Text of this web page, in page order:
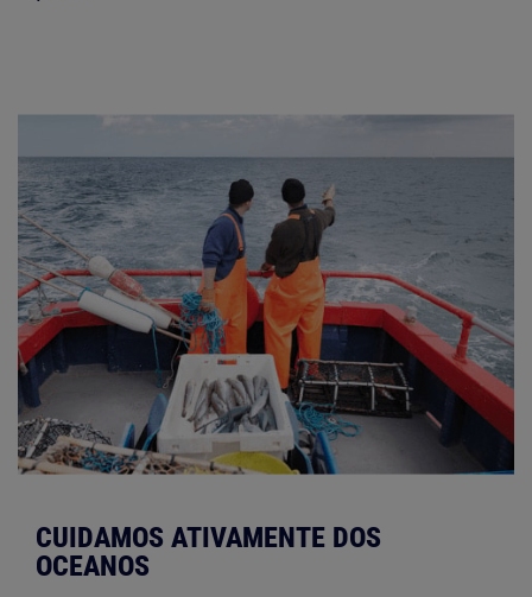
CUIDAMOS ATIVAMENTE DOS
OCEANOS